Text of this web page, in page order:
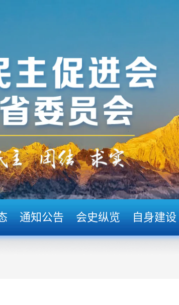
通知公告 会史纵览 自身建设